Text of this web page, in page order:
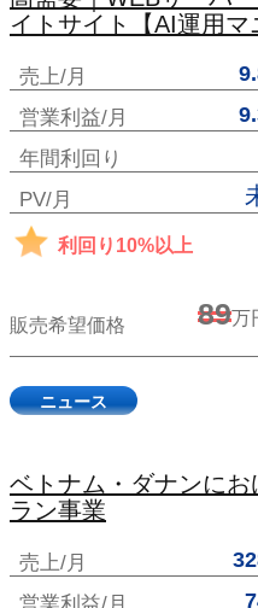
イトサイト【AI運用マ
売上/月
営業利益/月
年間利回り
PV/月
利回り10%以上
販売希望価格 89万
ニュース
ベトナム・ダナンにお
ラン事業
売上/月